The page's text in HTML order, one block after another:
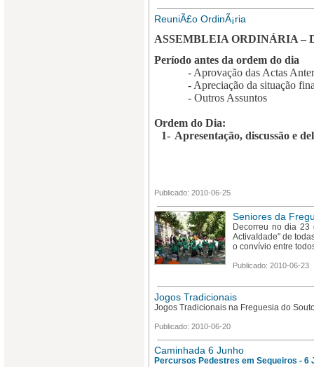
ReuniÃ£o OrdinÃ¡ria
ASSEMBLEIA ORDINÁRIA –
Período antes da ordem do dia
- Aprovação das Actas
- Apreciação da situação
- Outros Assuntos
Ordem do Dia:
1- Apresentação, discussão e
Publicado: 2010-06-25
Seniores da
Decorreu no dia 23
ActivaIdade" de
o convívio entre
Publicado: 2010-06-23
Jogos Tradicionais
Jogos Tradicionais na Freguesia do
Publicado: 2010-06-20
Caminhada 6 Junho
Percursos Pedestres em Sequeiros - 6